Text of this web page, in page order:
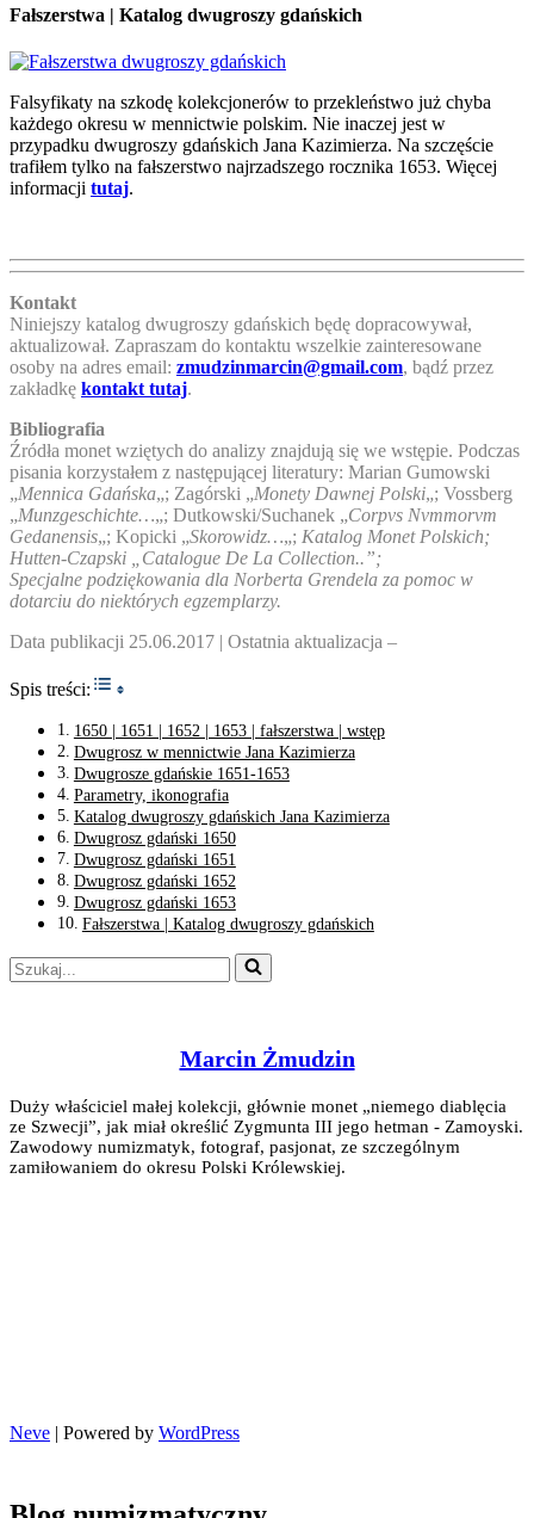
Fałszerstwa | Katalog dwugroszy gdańskich
Falsyfikaty na szkodę kolekcjonerów to przekleństwo już chyba
każdego okresu w mennictwie polskim. Nie inaczej jest w
przypadku dwugroszy gdańskich Jana Kazimierza. Na szczęście
trafiłem tylko na fałszerstwo najrzadszego rocznika 1653. Więcej
informacji tutaj.
Kontakt
Niniejszy katalog dwugroszy gdańskich będę dopracowywał,
aktualizował. Zapraszam do kontaktu wszelkie zainteresowane
osoby na adres email: zmudzinmarcin@gmail.com, bądź przez
zakładkę kontakt tutaj.
Bibliografia
Źródła monet wziętych do analizy znajdują się we wstępie. Podczas
pisania korzystałem z następującej literatury: Marian Gumowski
„Mennica Gdańska„; Zagórski „Monety Dawnej Polski„; Vossberg
„Munzgeschichte…„; Dutkowski/Suchanek „Corpvs Nvmmorvm
Gedanensis„; Kopicki „Skorowidz…„; Katalog Monet Polskich;
Hutten-Czapski „Catalogue De La Collection..”;
Specjalne podziękowania dla Norberta Grendela za pomoc w
dotarciu do niektórych egzemplarzy.
Data publikacji 25.06.2017 | Ostatnia aktualizacja –
Spis treści: Toggle Table of Content
1650 | 1651 | 1652 | 1653 | fałszerstwa | wstęp
Dwugrosz w mennictwie Jana Kazimierza
Dwugrosze gdańskie 1651-1653
Parametry, ikonografia
Katalog dwugroszy gdańskich Jana Kazimierza
Dwugrosz gdański 1650
Dwugrosz gdański 1651
Dwugrosz gdański 1652
Dwugrosz gdański 1653
Fałszerstwa | Katalog dwugroszy gdańskich
Szukaj...
Marcin Żmudzin
Duży właściciel małej kolekcji, głównie monet „niemego diablęcia
ze Szwecji”, jak miał określić Zygmunta III jego hetman - Zamoyski.
Zawodowy numizmatyk, fotograf, pasjonat, ze szczególnym
zamiłowaniem do okresu Polski Królewskiej.
Neve | Powered by WordPress